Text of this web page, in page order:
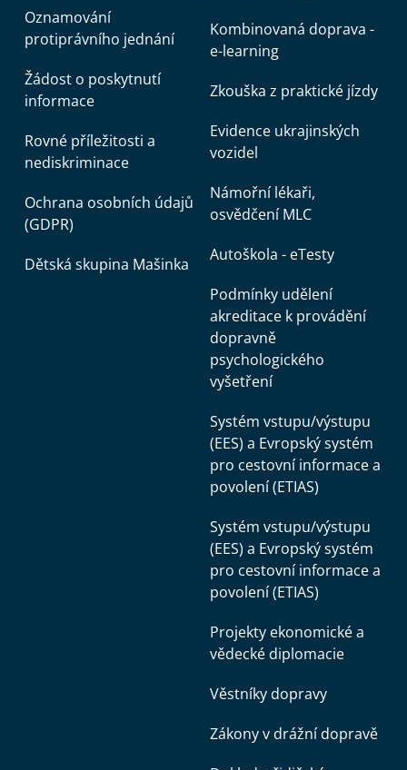
Oznamování
protiprávního jednání
Žádost o poskytnutí
informace
Rovné příležitosti a
nediskriminace
Ochrana osobních údajů
(GDPR)
Dětská skupina Mašinka
Kombinovaná doprava -
e-learning
Zkouška z praktické jízdy
Evidence ukrajinských
vozidel
Námořní lékaři,
osvědčení MLC
Autoškola - eTesty
Podmínky udělení
akreditace k provádění
dopravně
psychologického
vyšetření
Systém vstupu/výstupu
(EES) a Evropský systém
pro cestovní informace a
povolení (ETIAS)
Systém vstupu/výstupu
(EES) a Evropský systém
pro cestovní informace a
povolení (ETIAS)
Projekty ekonomické a
vědecké diplomacie
Věstníky dopravy
Zákony v drážní dopravě